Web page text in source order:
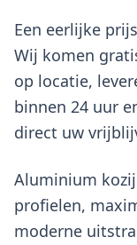
Een eerlijke
Wij komen
op locatie,
binnen 24 uur
direct uw
Aluminium
profielen,
moderne